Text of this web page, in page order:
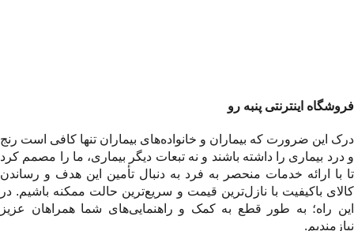
فروشگاه اینترنتی پنبه رو
درک این ضرورت که بیماران و خانواده‌های بیماران تنها کافی است رنج
و درد بیماری را داشته باشند و نه تبعات دیگر بیماری، ما را مصمم کرد
تا با ارائه خدمات منحصر به فرد به دنبال تأمین این هدف و رساندن
کالای باکیفیت با نازل‌ترین قیمت و سریع‌ترین حالت ممکنه باشیم. در
این راه؛ به طور قطع به کمک و راهنمایی‌های شما همراهان عزیز
نیازمندیم.